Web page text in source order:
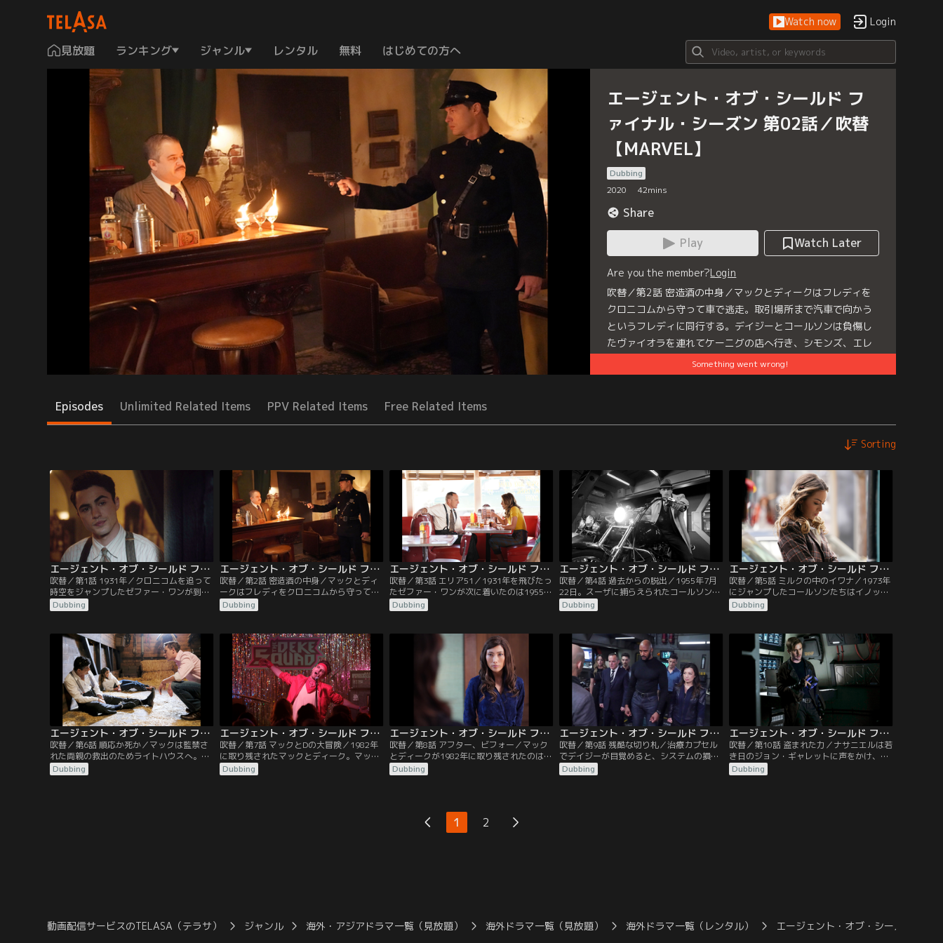
Watch now Login
見放題 ランキング ジャンル レンタル 無料 はじめての方へ
エージェント・オブ・シールド フ
ァイナル・シーズン 第02話／吹替
【MARVEL】
Dubbing
2020
42mins
Share
Play
Watch Later
Are you the member?Login
吹替／第2話 密造酒の中身／マックとディークはフレディを
クロニコムから守って車で逃走。取引場所まで汽車で向かう
というフレディに同行する。デイジーとコールソンは負傷し
たヴァイオラを連れてケーニグの店へ行き、シモンズ、エレ
ナと合流。ヴァイオラはシモンズの手術で一命を取り留め
る。シモンズはヴァイオラの靴に付着した液体を分析、それ
Series:エージェント・オブ・シールド7／吹替
Something went wrong!
Episodes Unlimited Related Items PPV Related Items Free Related Items
Sorting
エージェント・オブ・シールド ファイナル・シーズン 第01話／吹替【MARVEL】
吹替／第1話 1931年／クロニコムを追って
時空をジャンプしたゼファー・ワンが到着
したのは1931年のニューヨーク。マック、
デイジー、ディークはLMDコールソンと共
る。警察無線を傍受した結果、顔を奪われ
た死体が発見されたことがわかる。一方、
イノックはメイの細胞再生に取りかかる
が、目を離した隙にメイが…。
Dubbing
エージェント・オブ・シールド ファイナル・シーズン 第02話／吹替【MARVEL】
吹替／第2話 密造酒の中身／マックとディ
ークはフレディをクロニコムから守って車
で逃走。取引場所まで汽車で向かうという
フレディに同行する。デイジーとコールソ
の店へ行き、シモンズ、エレナと合流。ヴ
ァイオラはシモンズの手術で一命を取り留
める。シモンズはヴァイオラの靴に付着し
た液体を分析、それが超人血清の…。
Dubbing
エージェント・オブ・シールド ファイナル・シーズン 第03話／吹替【MARVEL】
吹替／第3話 エリア51／1931年を飛びたっ
たゼファー・ワンが次に着いたのは1955
年。場所はネバダ州のエリア51。そこには
初期のシールドの基地があった。地元のダ
省からやって来た役人シャープを拉致して
IDカードを奪う。そしてコールソンがシャ
ープに扮し、シモンズはエージェント・ペ
ギー・カーターに扮して…。
Dubbing
エージェント・オブ・シールド ファイナル・シーズン 第04話／吹替【MARVEL】
吹替／第4話 過去からの脱出／1955年7月
22日。スーザに捕らえられたコールソン
は、この日がスーザにとって最後の日であ
ることを知っていた。スーザは画期的な装
弾に倒れる運命だったのだ。だが開発者の
リンドモア博士がクロニコムに殺されてし
まったので、その時点でスーザの手元に装
置がなかった。コールソンは歴史の…。
Dubbing
エージェント・オブ・シールド ファイナル・シーズン 第05話／吹替【MARVEL】
吹替／第5話 ミルクの中のイワナ／1973年
にジャンプしたコールソンたちはイノック
を捜しに酒場へ行ってみる。すると1970年
に死んだはずのウィルフレッド・マリック
いた。偵察衛星の打ち上げは3年後で、そ
のターゲットにはまだ子供のブルース・バ
ナーもいた。一方、マックとエレナがライ
トハウスを偵察に行くと…。
Dubbing
エージェント・オブ・シールド ファイナル・シーズン 第06話／吹替【MARVEL】
吹替／第6話 順応か死か／マックは監禁さ
れた両親の救出のためライトハウスへ。打
ち上げられた衛星を爆破させたことで位置
を知られたゼファー・ワンは、ミサイルを
Dubbing
エージェント・オブ・シールド ファイナル・シーズン 第07話／吹替【MARVEL】
吹替／第7話 マックとDの大冒険／1982年
に取り残されたマックとディーク。マック
は両親の顔をしたクロニコムを自ら殺し、
自分と弟を孤児にしてしまったことで激し
Dubbing
エージェント・オブ・シールド ファイナル・シーズン 第08話／吹替【MARVEL】
吹替／第8話 アフター、ビフォー／マック
とディークが1982年に取り残されたのは、
ゼファーのタイムドライブの不具合のせい
だった。タイムドライブをシャットダウン
出せない。唯一の望みであるエレナの高速
移動力は依然として取り戻せていなかっ
た。デイジーはアフターライフで…。
Dubbing
エージェント・オブ・シールド ファイナル・シーズン 第09話／吹替【MARVEL】
吹替／第9話 残酷な切り札／治療カプセル
でデイジーが目覚めると、システムの損傷
でゼファーに大混乱が起きていた。ディー
クは「ゼファーがタイムストームにはま
Dubbing
エージェント・オブ・シールド ファイナル・シーズン 第10話／吹替【MARVEL】
吹替／第10話 盗まれた力／ナサニエルは若
き日のジョン・ギャレットに声をかけ、シ
ビルによってその後の運命を知ったギャレ
ットは、ナサニエルに加担することを承
Dubbing
1 2
動画配信サービスのTELASA（テラサ） ジャンル 海外・アジアドラマ一覧（見放題） 海外ドラマ一覧（見放題） 海外ドラマ一覧（レンタル） エージェント・オブ・シールド7／吹